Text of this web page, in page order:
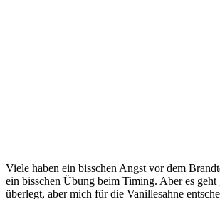
Viele haben ein bisschen Angst vor dem
ein bisschen Übung beim Timing. Aber es
überlegt, aber mich für die Vanillesahne